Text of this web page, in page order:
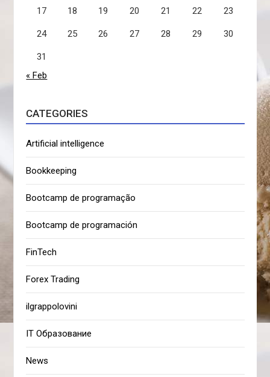
17 18 19 20 21 22 23
24 25 26 27 28 29 30
31
« Feb
CATEGORIES
Artificial intelligence
Bookkeeping
Bootcamp de programação
Bootcamp de programación
FinTech
Forex Trading
ilgrappolovini
IT Образование
News